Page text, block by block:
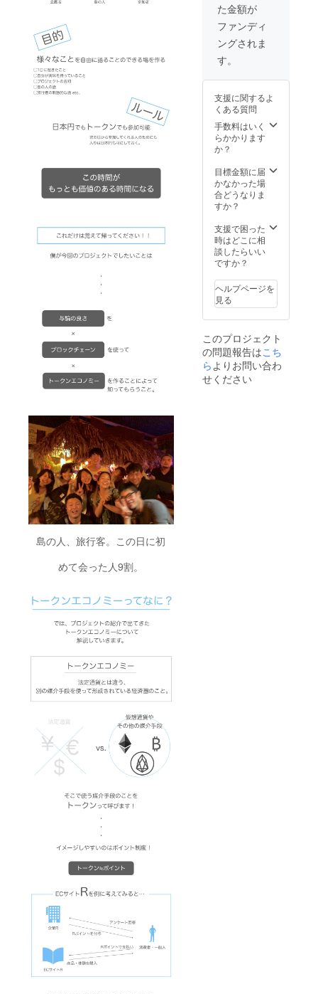
島の人、旅行客。この日に初
めて会った人9割。
「※支援
時、必
ず備考
欄にご
をご記
さい。
記入の
ない場
合は
CAMPF
ユー
ザー名
を掲載
いたし
ご了承
くださ
い。」
す。 そ
れをレ
ポート
頂いて
記憶に
いただ
いても
構いま
せん。
「※支援
ず備考
欄にご
希望の
お名前
入くだ
さい。
記入の
ない場
CAMPF
IREの
ユー
ザー名
いたし
ます。
ご了承
くださ
い。」
す。 ま
た、ご
希望の
協賛方
したら
に乗ら
せてい
ただき
ます。
「※支援
ず備考
欄にご
希望の
お名前
入くだ
さい。
記入の
ない場
CAMPF
IREの
ユー
ザー名
いたし
ます。
ご了承
くださ
い。」
た金額が
ファンディ
ングされま
す。
支援に関するよ
くある質問
手数料はいく
らかかります
か？
目標金額に届
かなかった場
合どうなりま
すか？
支援で困った
時はどこに相
談したらいい
ですか？
ヘルプページを
見る
このプロジェクト
の問題報告はこち
ら よりお問い合わ
せください